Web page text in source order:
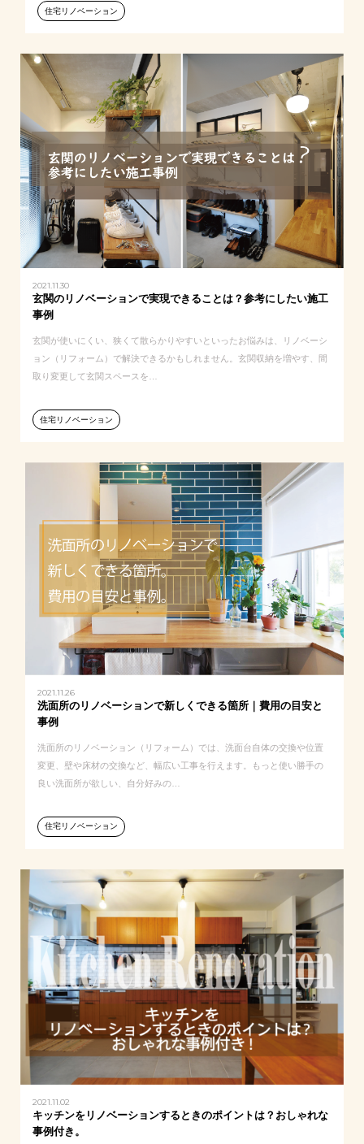
住宅リノベーション
2021.11.30
玄関のリノベーションで実現できることは？参考にしたい施工
事例
玄関が使いにくい、狭くて散らかりやすいといったお悩みは、リノベーシ
ョン（リフォーム）で解決できるかもしれません。玄関収納を増やす、間
取り変更して玄関スペースを…
住宅リノベーション
2021.11.26
洗面所のリノベーションで新しくできる箇所｜費用の目安と
事例
洗面所のリノベーション（リフォーム）では、洗面台自体の交換や位置
変更、壁や床材の交換など、幅広い工事を行えます。もっと使い勝手の
良い洗面所が欲しい、自分好みの…
住宅リノベーション
2021.11.02
キッチンをリノベーションするときのポイントは？おしゃれな
事例付き。